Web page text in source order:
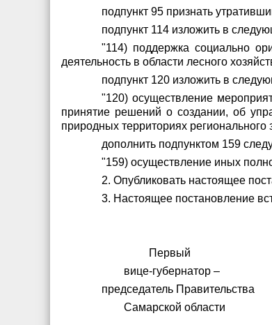
подпункт 95 признать
подпункт 114 изложить в
"114) поддержка социально
деятельность в области лесного
подпункт 120 изложить в
"120) осуществление
принятие решений о создании, об
природных территориях
дополнить подпунктом 159
"159) осуществление иных
2. Опубликовать настоящее
3. Настоящее постановление
Первый
вице-губернатор –
председатель Правительства
Самарской